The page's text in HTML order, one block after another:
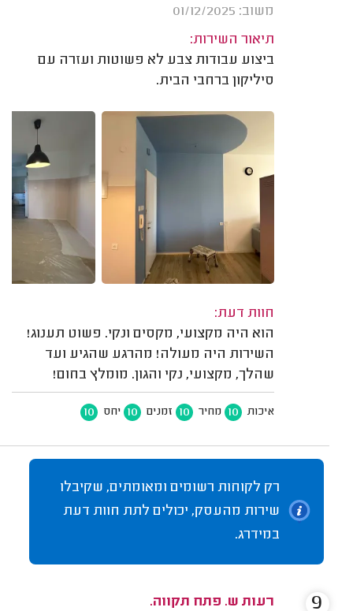
משוב: 01/12/2025
תיאור השירות:
ביצוע עבודות צבע לא פשוטות ועזרה עם
סיליקון ברחבי הבית.
חוות דעת:
הוא היה מקצועי, מקסים ונקי. פשוט תענוג!
השירות היה מעולה! מהרגע שהגיע ועד
שהלך, מקצועי, נקי והגון. מומלץ בחום!
איכות 10 מחיר 10 זמנים 10 יחס 10
רק לקוחות רשומים ומאומתים, שקיבלו
שירות מהעסק, יכולים לתת חוות דעת
במידרג.
רעות ש. פתח תקווה.
9